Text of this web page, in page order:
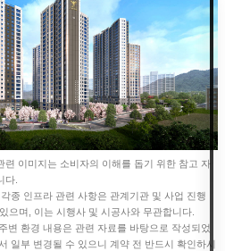
이미지는 소비자의 이해를 돕기 위한 참고 자
다.
종 인프라 관련 사항은 관계기관 및 사업 진행
으며, 이는 시행사 및 시공사와 무관합니다.
변 환경 내용은 관련 자료를 바탕으로 작성되었
일부 변경될 수 있으니 계약 전 반드시 확인하시